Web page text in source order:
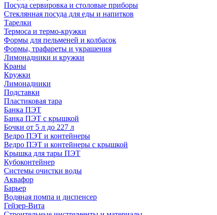
Посуда сервировка и столовые приборы
Стеклянная посуда для еды и напитков
Тарелки
Термоса и термо-кружки
Формы для пельменей и колбасок
Формы, трафареты и украшения
Лимонадники и кружки
Краны
Кружки
Лимонадники
Подставки
Пластиковая тара
Банка ПЭТ
Банка ПЭТ с крышкой
Бочки от 5 л до 227 л
Ведро ПЭТ и контейнеры
Ведро ПЭТ и контейнеры с крышкой
Крышка для тары ПЭТ
Кубоконтейнер
Системы очистки воды
Аквафор
Барьер
Водяная помпа и диспенсер
Гейзер-Вита